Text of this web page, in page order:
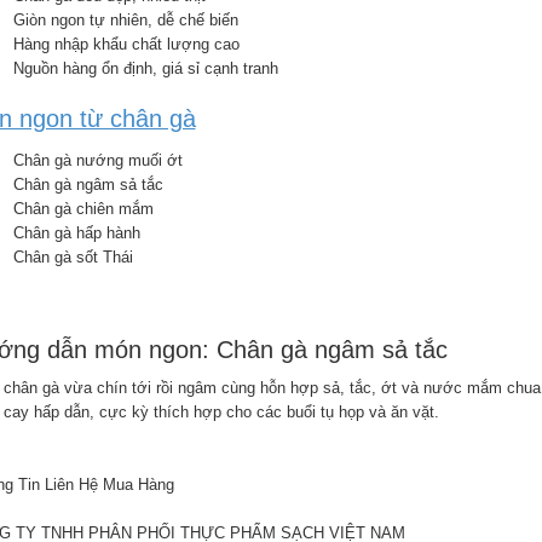
Giòn ngon tự nhiên, dễ chế biến
Hàng nhập khẩu chất lượng cao
Nguồn hàng ổn định, giá sỉ cạnh tranh
ngon từ chân gà
Chân gà nướng muối ớt
Chân gà ngâm sả tắc
Chân gà chiên mắm
Chân gà hấp hành
Chân gà sốt Thái
dẫn món ngon: Chân gà ngâm sả tắc
chân gà vừa chín tới rồi ngâm cùng hỗn hợp sả, tắc, ớt và nước mắm
cay hấp dẫn, cực kỳ thích hợp cho các buổi tụ họp và ăn vặt.
Tin Liên Hệ Mua Hàng
TY TNHH PHÂN PHỐI THỰC PHẨM SẠCH VIỆT NAM